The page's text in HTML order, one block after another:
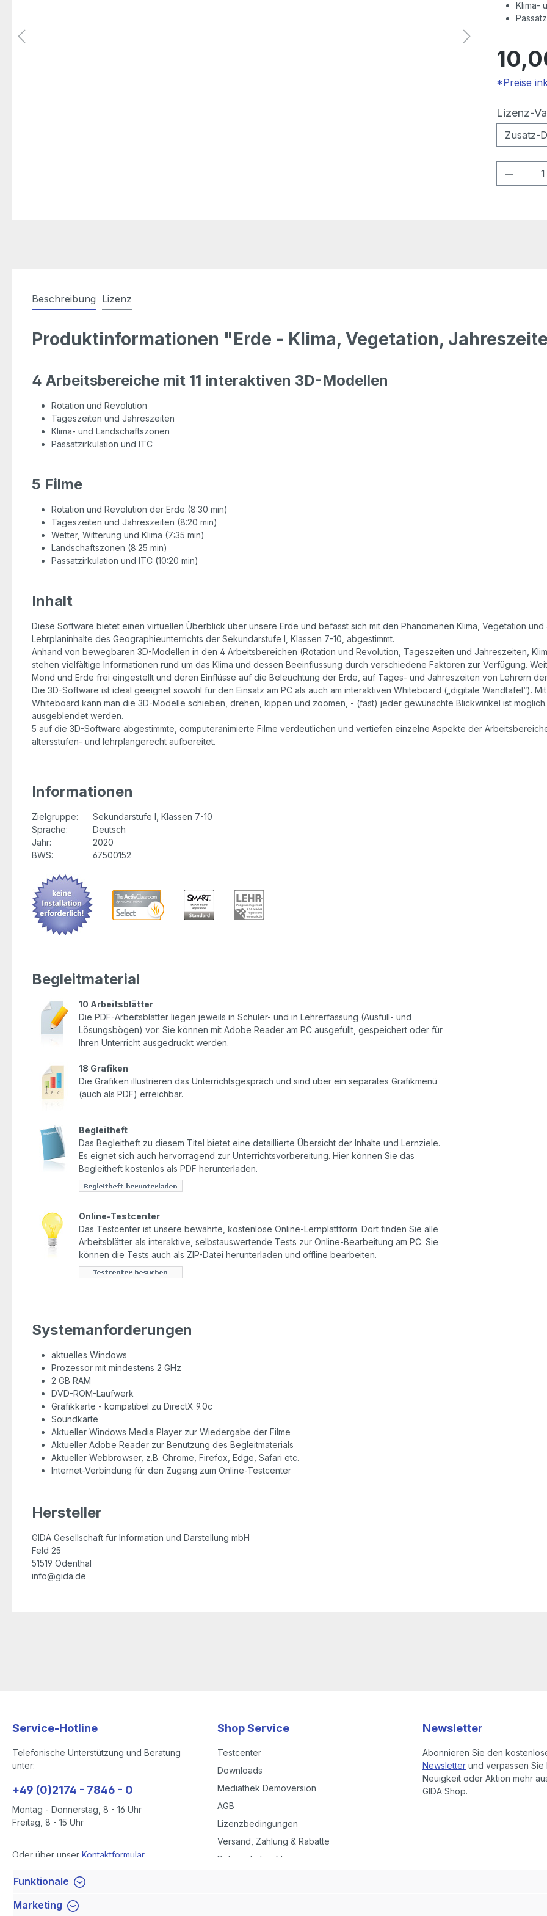
Klima-
*Preise
Lizenz-
Beschreibung Lizenz
Produktinformationen "Erde - Klima, Vegetation,
4 Arbeitsbereiche mit 11 interaktiven 3D-Modellen
Rotation und Revolution
Tageszeiten und Jahreszeiten
Klima- und Landschaftszonen
Passatzirkulation und ITC
5 Filme
Rotation und Revolution der Erde (8:30 min)
Tageszeiten und Jahreszeiten (8:20 min)
Wetter, Witterung und Klima (7:35 min)
Landschaftszonen (8:25 min)
Passatzirkulation und ITC (10:20 min)
Inhalt
Diese Software bietet einen virtuellen Überblick über unsere Erde und befasst sich mit den Phänomenen Klima, Vegetation
Lehrplaninhalte des Geographieunterrichts der Sekundarstufe I, Klassen 7-10, abgestimmt.
Anhand von bewegbaren 3D-Modellen in den 4 Arbeitsbereichen (Rotation und Revolution, Tageszeiten und Jahreszeiten,
stehen vielfältige Informationen rund um das Klima und dessen Beeinflussung durch verschiedene Faktoren zur Verfügung.
Mond und Erde frei eingestellt und deren Einflüsse auf die Beleuchtung der Erde, auf Tages- und Jahreszeiten von Lehrern
Die 3D-Software ist ideal geeignet sowohl für den Einsatz am PC als auch am interaktiven Whiteboard („digitale Wandtafel“).
Whiteboard kann man die 3D-Modelle schieben, drehen, kippen und zoomen, - (fast) jeder gewünschte Blickwinkel ist
ausgeblendet werden.
5 auf die 3D-Software abgestimmte, computeranimierte Filme verdeutlichen und vertiefen einzelne Aspekte der
altersstufen- und lehrplangerecht aufbereitet.
Informationen
Zielgruppe:
Sekundarstufe I, Klassen 7-10
Sprache:
Deutsch
Jahr:
2020
BWS:
67500152
Begleitmaterial
10 Arbeitsblätter
Die PDF-Arbeitsblätter liegen jeweils in Schüler- und in Lehrerfassung (Ausfüll- und
Lösungsbögen) vor. Sie können mit Adobe Reader am PC ausgefüllt, gespeichert oder für
Ihren Unterricht ausgedruckt werden.
18 Grafiken
Die Grafiken illustrieren das Unterrichtsgespräch und sind über ein separates Grafikmenü
(auch als PDF) erreichbar.
Begleitheft
Das Begleitheft zu diesem Titel bietet eine detaillierte Übersicht der Inhalte und Lernziele.
Es eignet sich auch hervorragend zur Unterrichtsvorbereitung. Hier können Sie das
Begleitheft kostenlos als PDF herunterladen.
Online-Testcenter
Das Testcenter ist unsere bewährte, kostenlose Online-Lernplattform. Dort finden Sie alle
Arbeitsblätter als interaktive, selbstauswertende Tests zur Online-Bearbeitung am PC. Sie
können die Tests auch als ZIP-Datei herunterladen und offline bearbeiten.
Systemanforderungen
aktuelles Windows
Prozessor mit mindestens 2 GHz
2 GB RAM
DVD-ROM-Laufwerk
Grafikkarte - kompatibel zu DirectX 9.0c
Soundkarte
Aktueller Windows Media Player zur Wiedergabe der Filme
Aktueller Adobe Reader zur Benutzung des Begleitmaterials
Aktueller Webbrowser, z.B. Chrome, Firefox, Edge, Safari etc.
Internet-Verbindung für den Zugang zum Online-Testcenter
Hersteller
GIDA Gesellschaft für Information und Darstellung mbH
Feld 25
51519 Odenthal
info@gida.de
Service-Hotline
Telefonische Unterstützung und Beratung
unter:
+49 (0)2174 - 7846 - 0
Montag - Donnerstag, 8 - 16 Uhr
Freitag, 8 - 15 Uhr
Oder über unserKontaktformular.
Vertrag widerrufen
Shop Service
Testcenter
Downloads
Mediathek Demoversion
AGB
Lizenzbedingungen
Versand, Zahlung & Rabatte
Datenschutzerklärung
Newsletter
Abonnieren Sie den
Newsletter und verpassen Sie
Neuigkeit oder Aktion mehr
GIDA Shop.
Funktionale
Marketing